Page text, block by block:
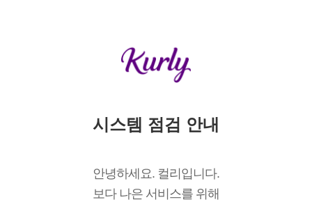
시스템 점검 안내
안녕하세요. 컬리입니다.
보다 나은 서비스를 위해